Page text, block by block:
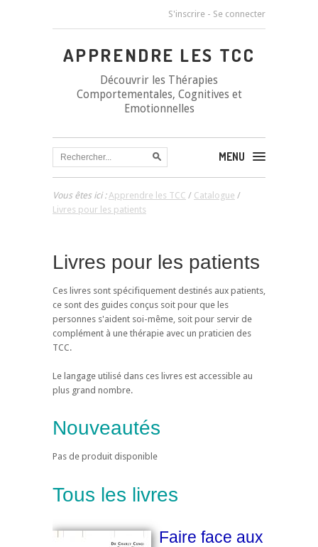
S'inscrire - Se connecter
APPRENDRE LES TCC
Découvrir les Thérapies
Comportementales, Cognitives et
Emotionnelles
MENU
Vous êtes ici :Apprendre les TCC / Catalogue /
Livres pour les patients
Livres pour les patients
Ces livres sont spécifiquement destinés aux patients,
ce sont des guides conçus soit pour que les
personnes s'aident soi-même, soit pour servir de
complément à une thérapie avec un praticien des
TCC.
Le langage utilisé dans ces livres est accessible au
plus grand nombre.
Nouveautés
Pas de produit disponible
Tous les livres
Faire face aux